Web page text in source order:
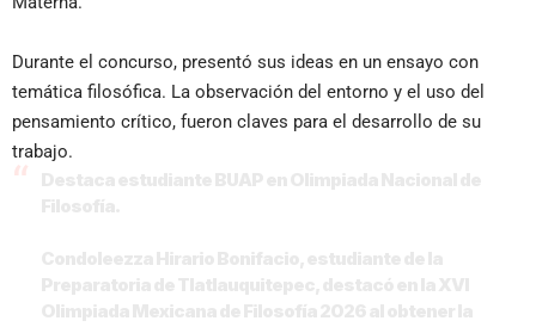
Durante el concurso, presentó sus ideas en un ensayo con
temática filosófica. La observación del entorno y el uso del
pensamiento crítico, fueron claves para el desarrollo de su
trabajo.